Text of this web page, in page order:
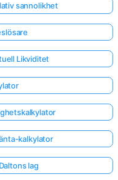
sannolikhet
Likviditet
kalkylator
lag